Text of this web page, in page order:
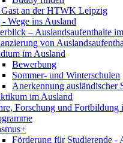
an der HTWK Leipzig
Wege ins Ausland
– Auslandsaufenthalte
von
im Ausland
Bewerbung
Sommer- und Winterschulen
Anerkennung ausländischer
im Ausland
Forschung und Fortbildung
Förderung für Studierende -